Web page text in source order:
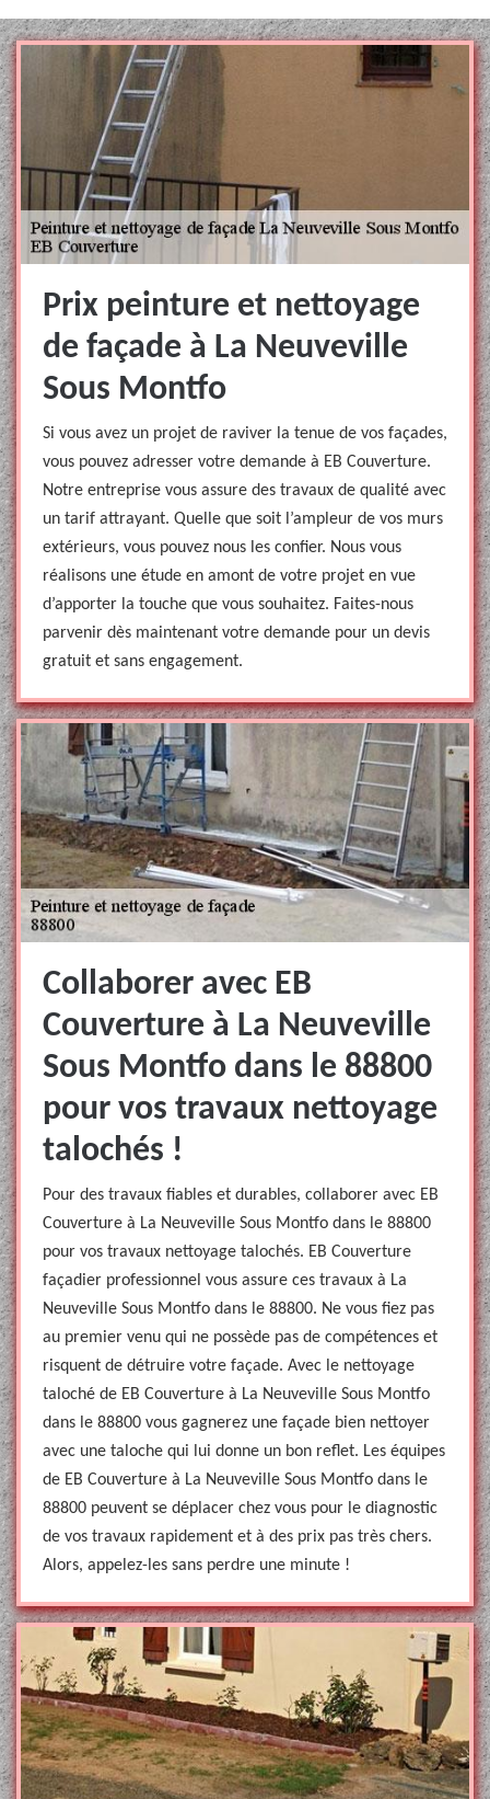
Prix peinture et nettoyage
de façade à La Neuveville
Sous Montfo
Si vous avez un projet de raviver la tenue de vos façades,
vous pouvez adresser votre demande à EB Couverture.
Notre entreprise vous assure des travaux de qualité avec
un tarif attrayant. Quelle que soit l’ampleur de vos murs
extérieurs, vous pouvez nous les confier. Nous vous
réalisons une étude en amont de votre projet en vue
d’apporter la touche que vous souhaitez. Faites-nous
parvenir dès maintenant votre demande pour un devis
gratuit et sans engagement.
Collaborer avec EB
Couverture à La Neuveville
Sous Montfo dans le 88800
pour vos travaux nettoyage
talochés !
Pour des travaux fiables et durables, collaborer avec EB
Couverture à La Neuveville Sous Montfo dans le 88800
pour vos travaux nettoyage talochés. EB Couverture
façadier professionnel vous assure ces travaux à La
Neuveville Sous Montfo dans le 88800. Ne vous fiez pas
au premier venu qui ne possède pas de compétences et
risquent de détruire votre façade. Avec le nettoyage
taloché de EB Couverture à La Neuveville Sous Montfo
dans le 88800 vous gagnerez une façade bien nettoyer
avec une taloche qui lui donne un bon reflet. Les équipes
de EB Couverture à La Neuveville Sous Montfo dans le
88800 peuvent se déplacer chez vous pour le diagnostic
de vos travaux rapidement et à des prix pas très chers.
Alors, appelez-les sans perdre une minute !